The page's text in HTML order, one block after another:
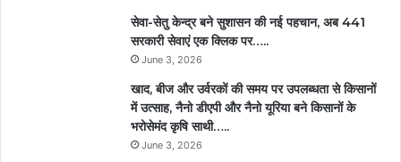
सेवा-सेतु केन्द्र बने सुशासन की नई पहचान, अब 441
सरकारी सेवाएं एक क्लिक पर…..
June 3, 2026
खाद, बीज और उर्वरकों की समय पर उपलब्धता से किसानों
में उत्साह, नैनो डीएपी और नैनो यूरिया बने किसानों के
भरोसेमंद कृषि साथी…..
June 3, 2026